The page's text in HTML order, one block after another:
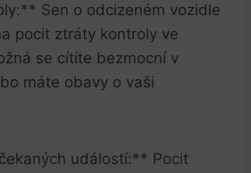
Sen o odcizeném vozidle
pocit ztráty kontroly ve
se cítíte bezmocní v
máte obavy o vaši
událostí:** Pocit